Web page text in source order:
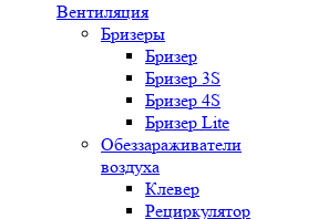
Вентиляция
Бризеры
Бризер
Бризер 3S
Бризер 4S
Бризер Lite
Обеззараживатели
воздуха
Клевер
Рециркулятор